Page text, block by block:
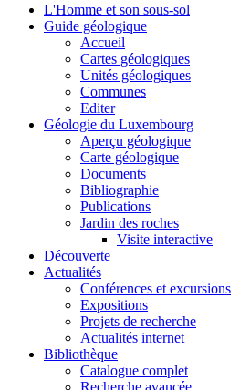
L'Homme et son sous-sol
Guide géologique
Accueil
Cartes géologiques
Unités géologiques
Communes
Editer
Géologie du Luxembourg
Aperçu géologique
Carte géologique
Documents
Bibliographie
Publications
Jardin des roches
Visite interactive
Découverte
Actualités
Conférences et excursions
Expositions
Projets de recherche
Actualités internet
Bibliothèque
Catalogue complet
Recherche avancée